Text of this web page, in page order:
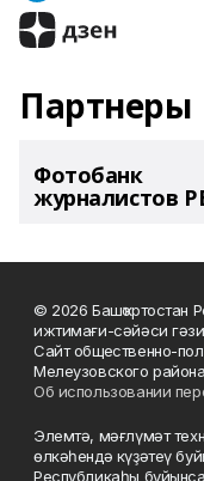
Партнеры
Фотобанк
журналистов
© 2026 Башҡортостан
ижтимағи-сәйәси
Сайт общественно-
Мелеузовского
Об использовании
Элемтә, мәғлүмәт
өлкәһендә күҙәтеү
Республикаһы